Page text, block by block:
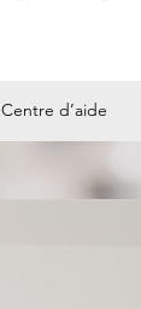
Centre d’aide